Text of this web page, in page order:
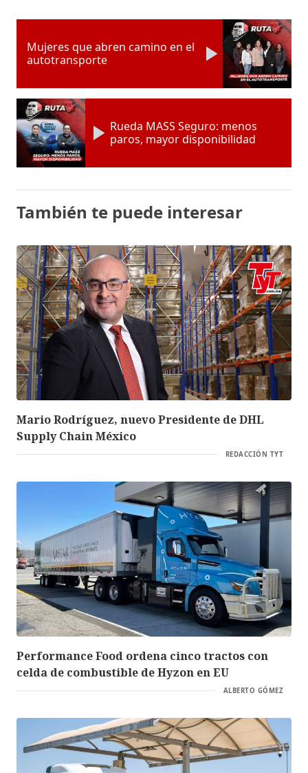
Mujeres que abren camino en el
autotransporte
Rueda MASS Seguro: menos
paros, mayor disponibilidad
También te puede interesar
Mario Rodríguez, nuevo Presidente de DHL
Supply Chain México
REDACCIÓN TYT
Performance Food ordena cinco tractos con
celda de combustible de Hyzon en EU
ALBERTO GÓMEZ